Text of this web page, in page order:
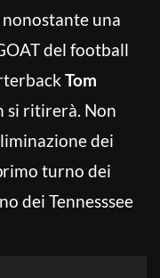
una
del football
Tom
si ritirerà. Non
dei
turno dei
dei Tennesssee